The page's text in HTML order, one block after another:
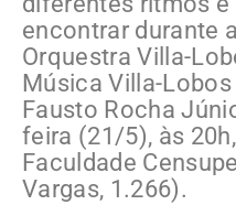
encontrar durante
Orquestra Villa-
Música Villa-
Fausto Rocha
feira (21/5), às
Faculdade
Vargas, 1.266).